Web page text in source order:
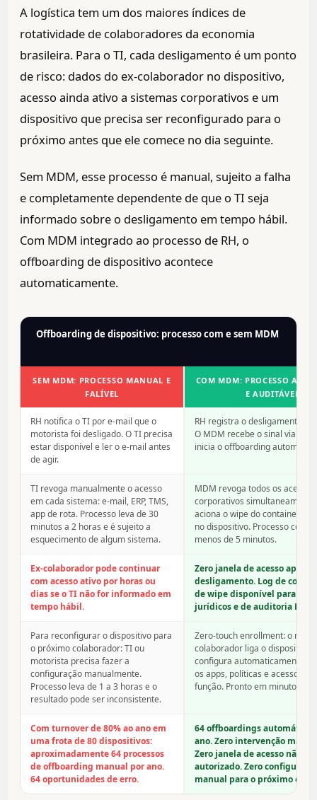
A logística tem um dos maiores índices de
rotatividade de colaboradores da economia
brasileira. Para o TI, cada desligamento é um ponto
de risco: dados do ex-colaborador no dispositivo,
acesso ainda ativo a sistemas corporativos e um
dispositivo que precisa ser reconfigurado para o
próximo antes que ele comece no dia seguinte.
Sem MDM, esse processo é manual, sujeito a falha
e completamente dependente de que o TI seja
informado sobre o desligamento em tempo hábil.
Com MDM integrado ao processo de RH, o
offboarding de dispositivo acontece
automaticamente.
Offboarding de dispositivo: processo com e sem MDM
SEM MDM: PROCESSO MANUAL E
FALÍVEL
COM MDM: PROCESSO
E AUDITÁVEL
RH notifica o TI por e-mail que o
motorista foi desligado. O TI precisa
estar disponível e ler o e-mail antes
de agir.
RH registra o desligamento no
O MDM recebe o sinal via
inicia o offboarding
TI revoga manualmente o acesso
em cada sistema: e-mail, ERP, TMS,
app de rota. Processo leva de 30
minutos a 2 horas e é sujeito a
esquecimento de algum sistema.
MDM revoga todos os acessos
corporativos
aciona o wipe do container de
no dispositivo. Processo
menos de 5 minutos.
Ex-colaborador pode continuar
com acesso ativo por horas ou
dias se o TI não for informado em
tempo hábil.
Zero janela de acesso após o
desligamento. Log de
de wipe disponível para fins
jurídicos e de auditoria
Para reconfigurar o dispositivo para
o próximo colaborador: TI ou
motorista precisa fazer a
configuração manualmente.
Processo leva de 1 a 3 horas e o
resultado pode ser inconsistente.
Zero-touch enrollment: o novo
colaborador liga o dispositivo
configura automaticamente
os apps, políticas e acessos
função. Pronto em minutos.
Com turnover de 80% ao ano em
uma frota de 80 dispositivos:
aproximadamente 64 processos
de offboarding manual por ano.
64 oportunidades de erro.
64 offboardings
ano. Zero intervenção
Zero janela de acesso não
autorizado. Zero
manual para o próximo